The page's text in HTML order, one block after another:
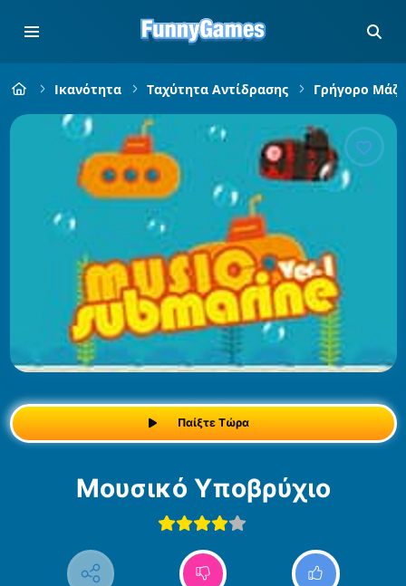
Ικανότητα Ταχύτητα Αντίδρασης Γρήγορο
Παίξτε Τώρα
Μουσικό Υποβρύχιο